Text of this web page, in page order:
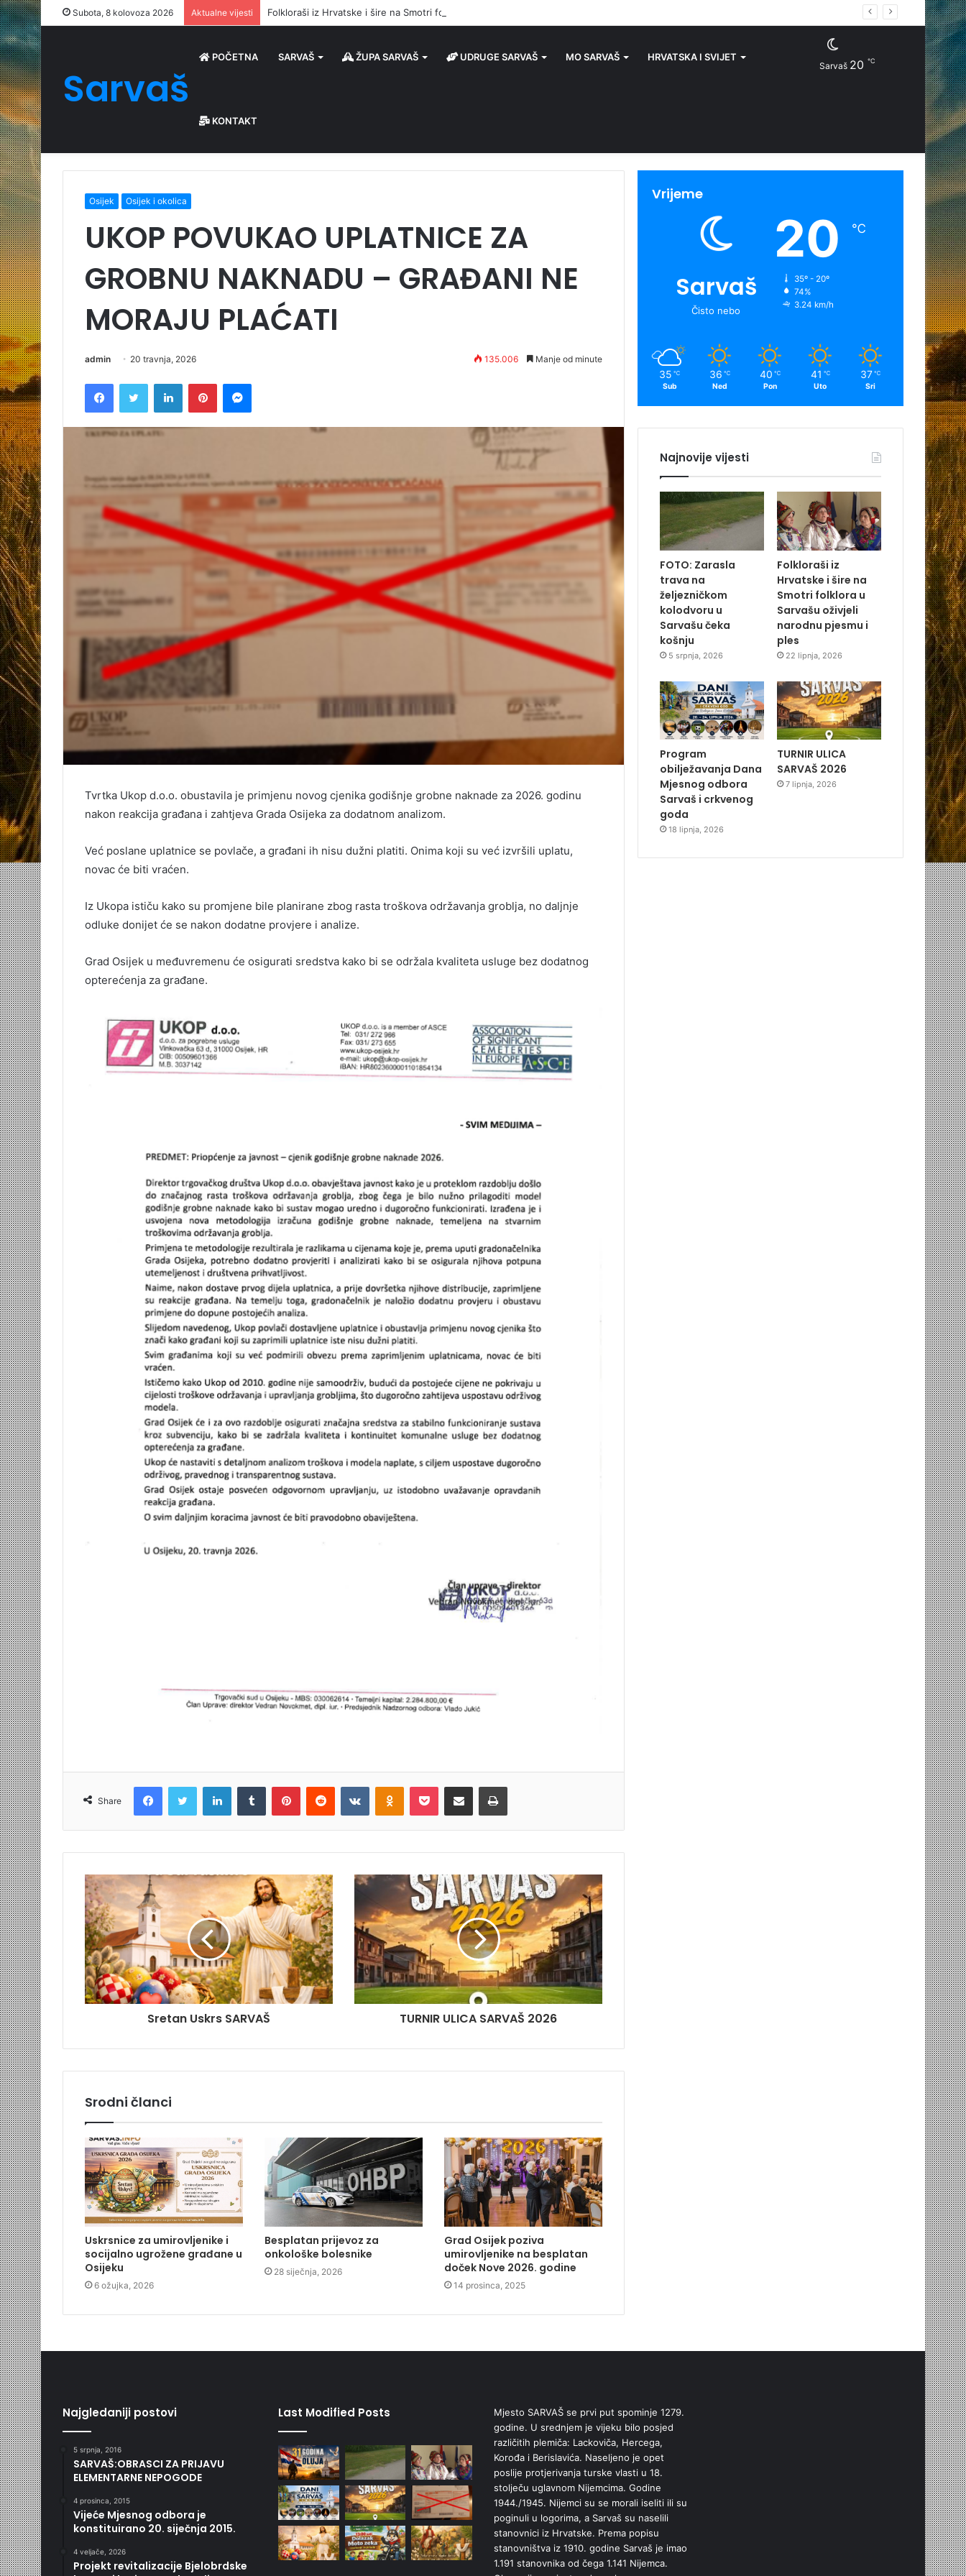
Subota, 8 kolovoza 2026 Aktualne vijesti Folkloraši iz Hrvatske i šire na Smotri folklora u Sarvašu oživjeli narodnu pjesmu i ples
Sarvaš
POČETNA SARVAŠ ŽUPA SARVAŠ UDRUGE SARVAŠ MO SARVAŠ HRVATSKA I SVIJET
KONTAKT
Sarvaš 20℃
Osijek Osijek i okolica
UKOP POVUKAO UPLATNICE ZA
GROBNU NAKNADU – GRAĐANI NE
MORAJU PLAĆATI
admin 20 travnja, 2026 135.006 Manje od minute
FacebookTwitter LinkedInPinterestMessenger
Tvrtka Ukop d.o.o. obustavila je primjenu novog cjenika godišnje grobne naknade za 2026. godinu
nakon reakcija građana i zahtjeva Grada Osijeka za dodatnom analizom.
Već poslane uplatnice se povlače, a građani ih nisu dužni platiti. Onima koji su već izvršili uplatu,
novac će biti vraćen.
Iz Ukopa ističu kako su promjene bile planirane zbog rasta troškova održavanja groblja, no daljnje
odluke donijet će se nakon dodatne provjere i analize.
Grad Osijek u međuvremenu će osigurati sredstva kako bi se održala kvaliteta usluge bez dodatnog
opterećenja za građane.
Share
FacebookTwitter LinkedInTumblr PinterestReddit VKontakteOdnoklassniki
Pocket Share via Email Print
Sretan Uskrs SARVAŠ TURNIR ULICA SARVAŠ 2026
Srodni članci
Uskrsnice za umirovljenike i
socijalno ugrožene građane u
Osijeku
6 ožujka, 2026
Besplatan prijevoz za
onkološke bolesnike
28 siječnja, 2026
Grad Osijek poziva
umirovljenike na besplatan
doček Nove 2026. godine
14 prosinca, 2025
Vrijeme
Sarvaš
Čisto nebo
20 ℃
35º - 20º
74%
3.24 km/h
35 ℃
Sub
36 ℃
Ned
40 ℃
Pon
41 ℃
Uto
37 ℃
Sri
Najnovije vijesti
FOTO: Zarasla
trava na
željezničkom
kolodvoru u
Sarvašu čeka
košnju
5 srpnja, 2026
Folkloraši iz
Hrvatske i šire na
Smotri folklora u
Sarvašu oživjeli
narodnu pjesmu i
ples
22 lipnja, 2026
Program
obilježavanja Dana
Mjesnog odbora
Sarvaš i crkvenog
goda
18 lipnja, 2026
TURNIR ULICA
SARVAŠ 2026
7 lipnja, 2026
Najgledaniji postovi
5 srpnja, 2016
SARVAŠ:OBRASCI ZA PRIJAVU
ELEMENTARNE NEPOGODE
4 prosinca, 2015
Vijeće Mjesnog odbora je
konstituirano 20. siječnja 2015.
4 veljače, 2026
Projekt revitalizacije Bjelobrdske
Last Modified Posts
Mjesto SARVAŠ se prvi put spominje 1279.
godine. U srednjem je vijeku bilo posjed
različitih plemiča: Lackoviča, Hercega,
Korođa i Berislavića. Naseljeno je opet
poslije protjerivanja turske vlasti u 18.
stolječu uglavnom Nijemcima. Godine
1944./1945. Nijemci su se morali iseliti ili su
poginuli u logorima, a Sarvaš su naselili
stanovnici iz Hrvatske. Prema popisu
stanovništva iz 1910. godine Sarvaš je imao
1.191 stanovnika od čega 1.141 Nijemca.